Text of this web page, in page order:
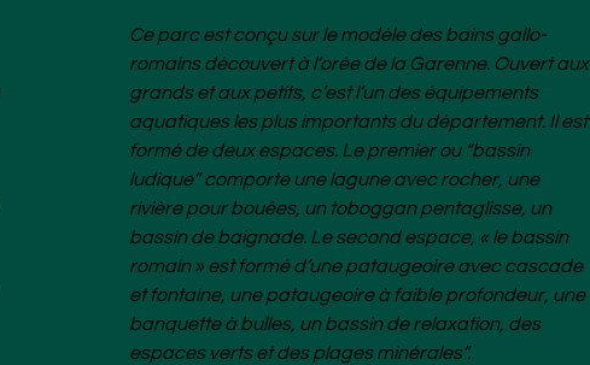
Ce parc est conçu sur le modèle des bains gallo-
romains découvert à l’orée de la Garenne. Ouvert aux
grands et aux petits, c’est l’un des équipements
aquatiques les plus importants du département. Il est
formé de deux espaces. Le premier ou “bassin
ludique” comporte une lagune avec rocher, une
rivière pour bouées, un toboggan pentaglisse, un
bassin de baignade. Le second espace, « le bassin
romain » est formé d’une pataugeoire avec cascade
et fontaine, une pataugeoire à faible profondeur, une
banquette à bulles, un bassin de relaxation, des
espaces verts et des plages minérales”.